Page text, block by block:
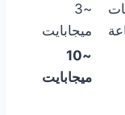
~3
ميجابايت
~10
ميجابايت